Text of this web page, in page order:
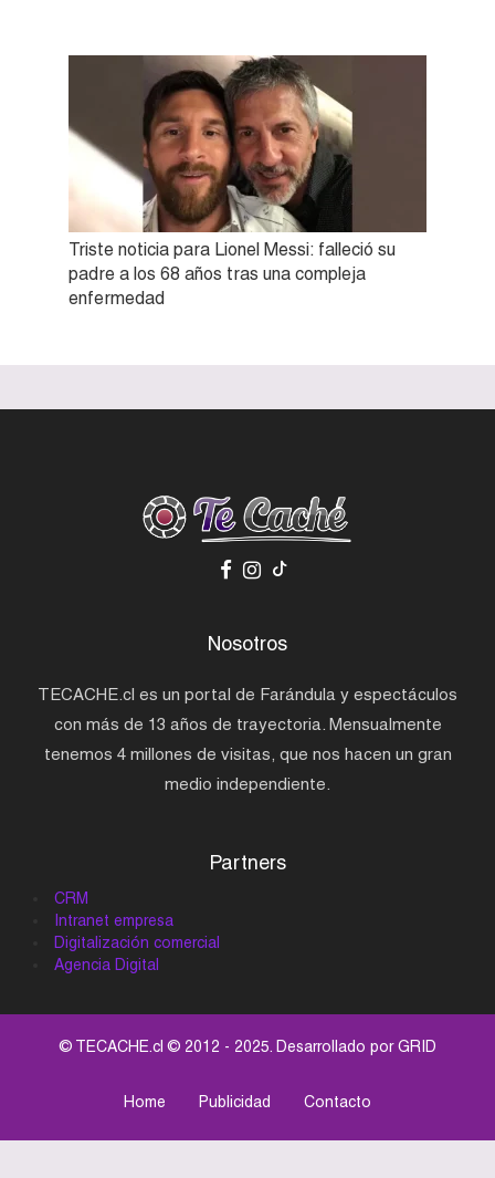
Triste noticia para Lionel Messi: falleció su
padre a los 68 años tras una compleja
enfermedad
Nosotros
TECACHE.cl es un portal de Farándula y espectáculos
con más de 13 años de trayectoria. Mensualmente
tenemos 4 millones de visitas, que nos hacen un gran
medio independiente.
Partners
CRM
Intranet empresa
Digitalización comercial
Agencia Digital
© TECACHE.cl © 2012 - 2025. Desarrollado porGRID
Home Publicidad Contacto